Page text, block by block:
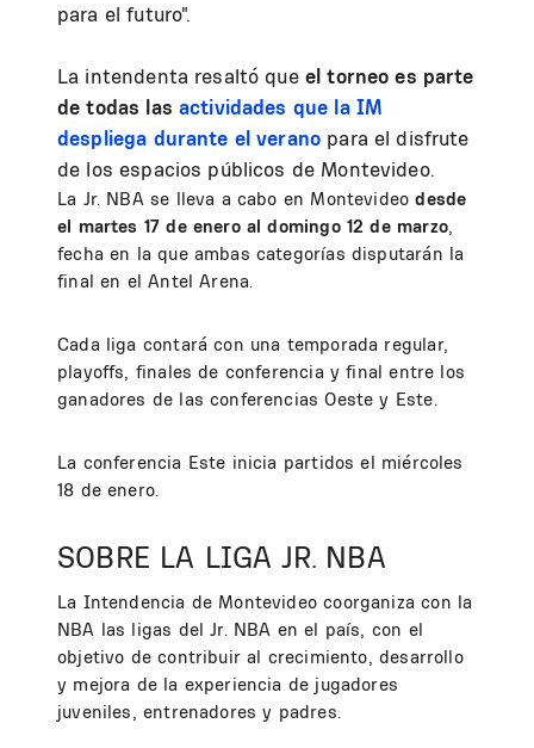
para el futuro".
La intendenta resaltó queel torneo es parte
de todas las actividades que la IM
despliega durante el verano para el disfrute
de los espacios públicos de Montevideo.
La Jr. NBA se lleva a cabo en Montevideodesde
el martes 17 de enero al domingo 12 de marzo,
fecha en la que ambas categorías disputarán la
final en el Antel Arena.
Cada liga contará con una temporada regular,
playoffs, finales de conferencia y final entre los
ganadores de las conferencias Oeste y Este.
La conferencia Este inicia partidos el miércoles
18 de enero.
SOBRE LA LIGA JR. NBA
La Intendencia de Montevideo coorganiza con la
NBA las ligas del Jr. NBA en el país, con el
objetivo de contribuir al crecimiento, desarrollo
y mejora de la experiencia de jugadores
juveniles, entrenadores y padres.